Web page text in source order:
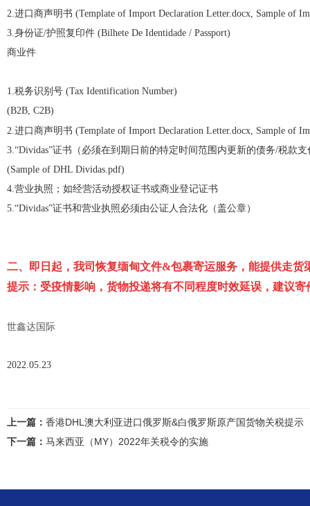
2.进口商声明书 (Template of Import Declaration Letter.docx, Sample of
3.身份证/护照复印件 (Bilhete De Identidade / Passport)
商业件
1.税务识别号 (Tax Identification Number)
(B2B, C2B)
2.进口商声明书 (Template of Import Declaration Letter.docx, Sample of
3.“Dividas”证书（必须在到期日前的特定时间范围内更新的债务/税款
(Sample of DHL Dividas.pdf)
4.营业执照；如经营活动授权证书或商业登记证书
5.“Dividas”证书和营业执照必须由公证人合法化（盖公章）
二、即日起，我司恢复缅甸文件&包裹寄运服务，能提供走货
提示：受疫情影响，货物投递将有不同程度时效延误，建议
世鑫达国际
2022.05.23
上一篇： 香港DHL澳大利亚进口俄罗斯&白俄罗斯原产国货物关税提示
下一篇： 马来西亚（MY）2022年关税令的实施